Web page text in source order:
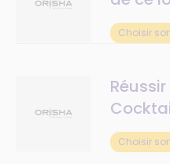
à la
etChoisir
reprise
Choisir